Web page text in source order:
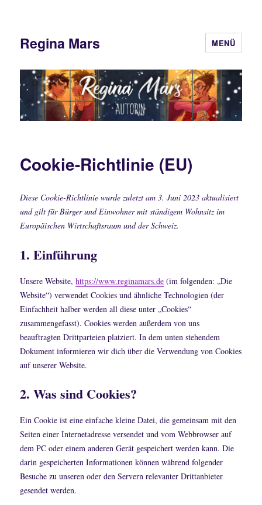
Regina Mars MENÜ
Cookie-Richtlinie (EU)
Diese Cookie-Richtlinie wurde zuletzt am 3. Juni 2023 aktualisiert
und gilt für Bürger und Einwohner mit ständigem Wohnsitz im
Europäischen Wirtschaftsraum und der Schweiz.
1. Einführung
Unsere Website,https://www.reginamars.de (im folgenden: „Die
Website“) verwendet Cookies und ähnliche Technologien (der
Einfachheit halber werden all diese unter „Cookies“
zusammengefasst). Cookies werden außerdem von uns
beauftragten Drittparteien platziert. In dem unten stehendem
Dokument informieren wir dich über die Verwendung von Cookies
auf unserer Website.
2. Was sind Cookies?
Ein Cookie ist eine einfache kleine Datei, die gemeinsam mit den
Seiten einer Internetadresse versendet und vom Webbrowser auf
dem PC oder einem anderen Gerät gespeichert werden kann. Die
darin gespeicherten Informationen können während folgender
Besuche zu unseren oder den Servern relevanter Drittanbieter
gesendet werden.